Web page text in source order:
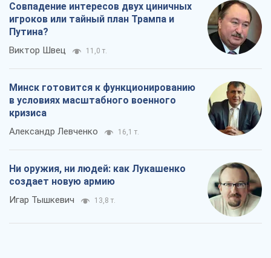
Совпадение интересов двух циничных
игроков или тайный план Трампа и
Путина?
Виктор Швец 11,0 т.
Минск готовится к функционированию
в условиях масштабного военного
кризиса
Александр Левченко 16,1 т.
Ни оружия, ни людей: как Лукашенко
создает новую армию
Игар Тышкевич 13,8 т.